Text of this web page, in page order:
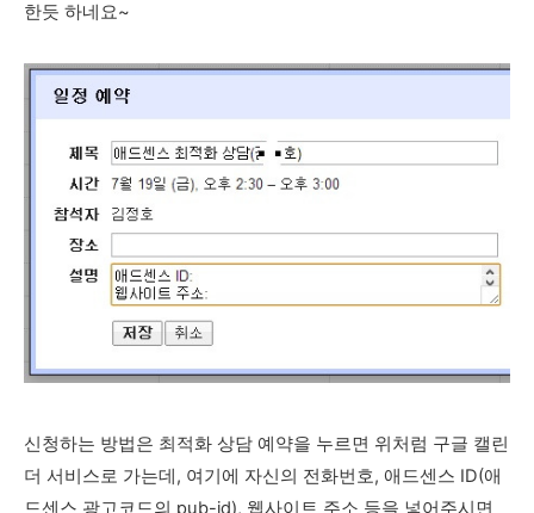
한듯 하네요~
신청하는 방법은 최적화 상담 예약을 누르면 위처럼 구글 캘린
더 서비스로 가는데, 여기에 자신의 전화번호, 애드센스 ID(애
드센스 광고코드의 pub-id), 웹사이트 주소 등을 넣어주시면